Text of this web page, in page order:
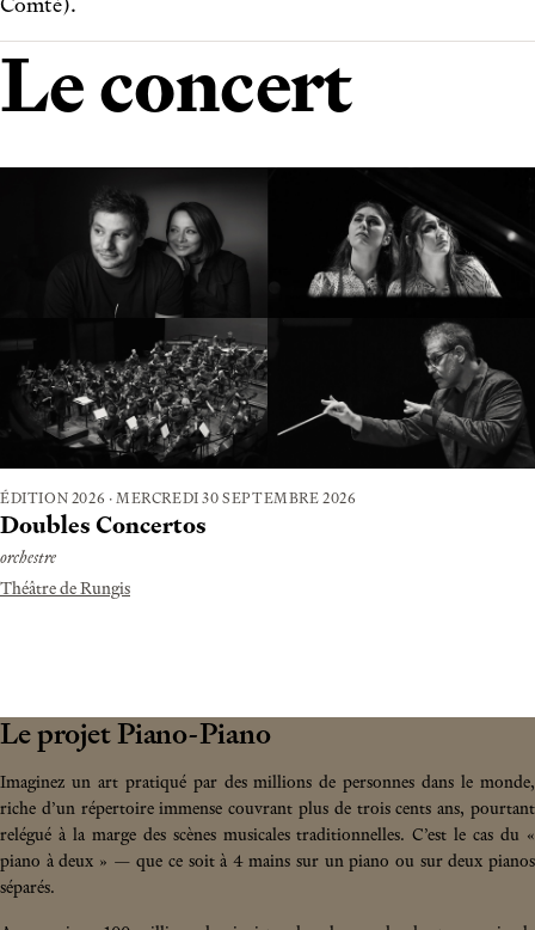
Le concert
ÉDITION 2026 ·MERCREDI 30 SEPTEMBRE 2026
Doubles Concertos
orchestre
Théâtre de Rungis
Le projet Piano-Piano
Imaginez un art pratiqué par des millions de personnes dans le monde,
riche d’un répertoire immense couvrant plus de trois cents ans, pourtant
relégué à la marge des scènes musicales traditionnelles. C’est le cas du «
piano à deux » — que ce soit à 4 mains sur un piano ou sur deux pianos
séparés.